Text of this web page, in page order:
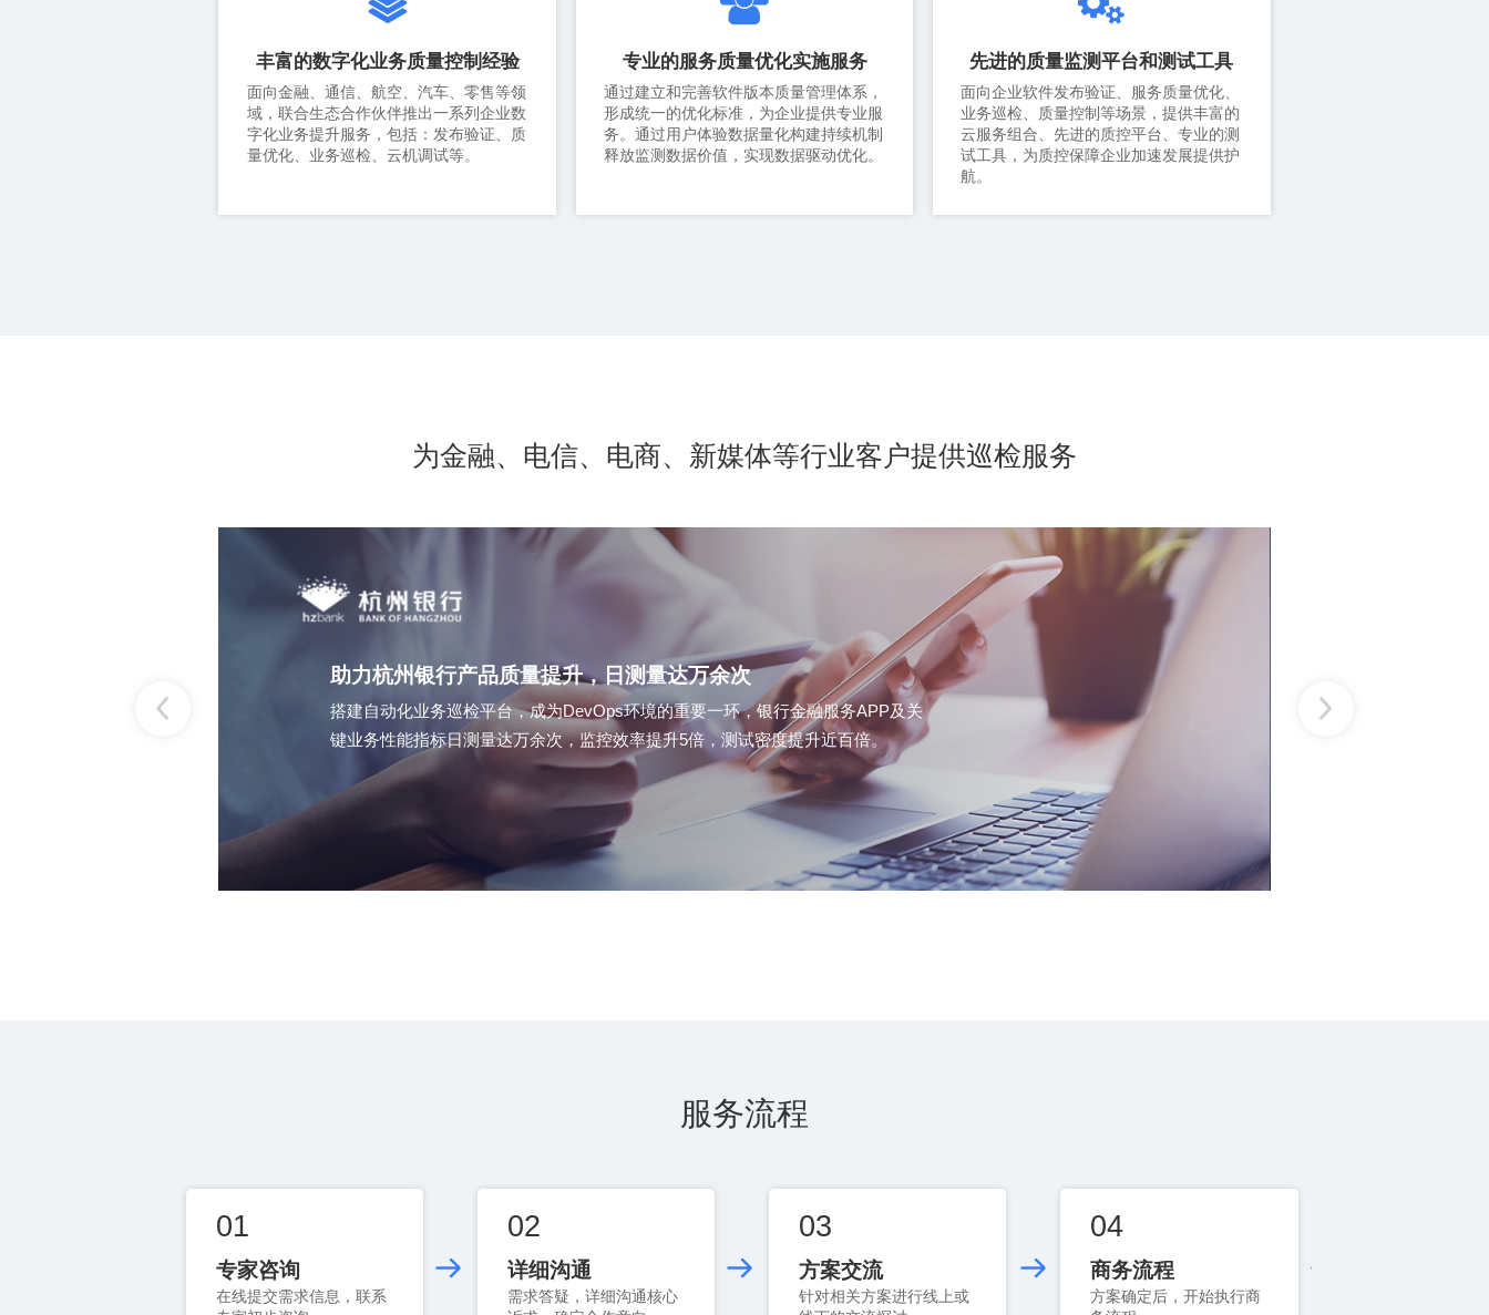
丰富的数字化业务质量控制经验
量优化、业务巡检、云机调试等。
专业的服务质量优化实施服务
释放监测数据价值，实现数据驱动优化。
先进的质量监测平台和测试工具
航。
为金融、电信、电商、新媒体等行业客户提供巡检服务
助力杭州银行产品质量提升，日测量达万余次
键业务性能指标日测量达万余次，监控效率提升5倍，测试密度提升近百倍。
服务流程
01
专家咨询
02
详细沟通
03
方案交流
04
商务流程